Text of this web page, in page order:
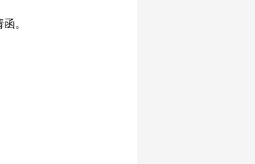
。